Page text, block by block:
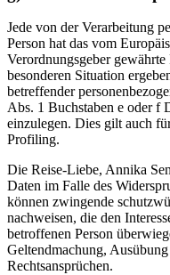
Jede von der Verarbeitung
Person hat das vom
Verordnungsgeber
besonderen Situation
betreffender
Abs. 1 Buchstaben e oder f
einzulegen. Dies gilt auch
Profiling.
Die Reise-Liebe, Annika
Daten im Falle des
können zwingende
nachweisen, die den
betroffenen Person
Geltendmachung,
Rechtsansprüchen.